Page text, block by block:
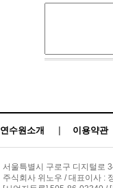
연수원소개 이용약관
서울특별시 구로구 디지털로
주식회사 위노우 / 대표이사 :